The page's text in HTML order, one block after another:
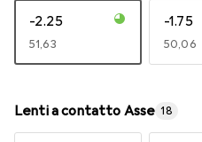
-2.25
EUR
51,63
-1.75
EUR
50,06
Lenti a contatto Asse 18